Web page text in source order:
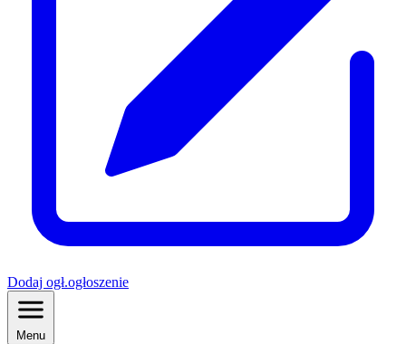
Dodaj ogł.ogłoszenie
Menu